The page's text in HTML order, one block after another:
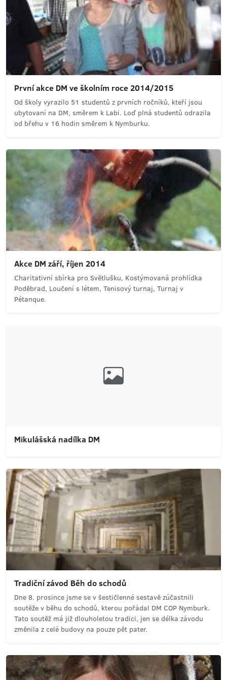
První akce DM ve školním roce 2014/2015
Od školy vyrazilo 51 studentů z prvních ročníků, kteří jsou
ubytovaní na DM, směrem k Labi. Loď plná studentů odrazila
od břehu v 16 hodin směrem k Nymburku.
Akce DM září, říjen 2014
Charitativní sbírka pro Světlušku, Kostýmovaná prohlídka
Poděbrad, Loučení s létem, Tenisový turnaj, Turnaj v
Pétanque.
Mikulášská nadílka DM
Tradiční závod Běh do schodů
Dne 8. prosince jsme se v šestičlenné sestavě zúčastnili
soutěže v běhu do schodů, kterou pořádal DM COP Nymburk.
Tato soutěž má již dlouholetou tradici, jen se délka závodu
změnila z celé budovy na pouze pět pater.